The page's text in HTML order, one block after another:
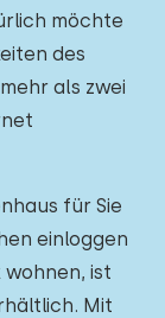
möchte
des
als zwei
für Sie
einloggen
wohnen, ist
Mit